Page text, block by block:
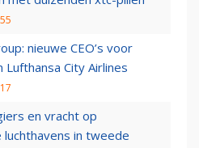
nieuwe CEO’s voor
Lufthansa City Airlines
en vracht op
luchthavens in tweede